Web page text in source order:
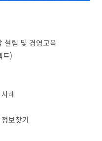
설립 및 경영교육
트)
례
보찾기